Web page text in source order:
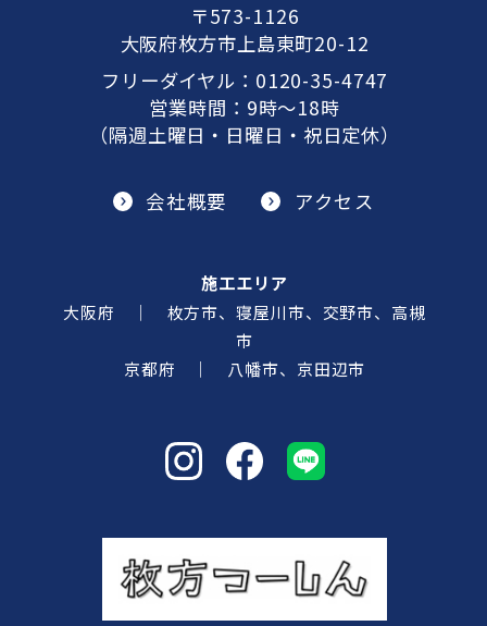
〒573-1126
大阪府枚方市上島東町20-12
フリーダイヤル： 0120-35-4747
営業時間：9時～18時
（隔週土曜日・日曜日・祝日定休）
会社概要 アクセス
施工エリア
大阪府 ｜ 枚方市、寝屋川市、交野市、高槻
市
京都府 ｜ 八幡市、京田辺市